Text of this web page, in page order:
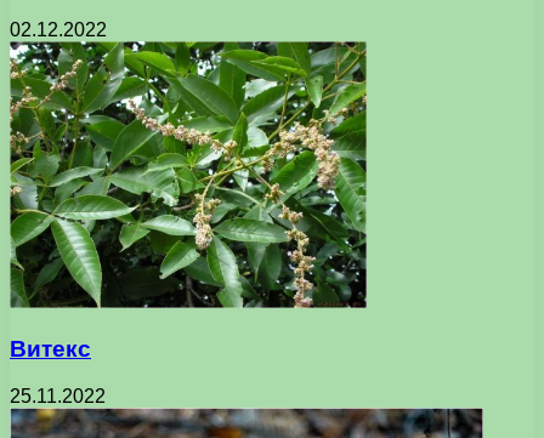
02.12.2022
Витекс
25.11.2022